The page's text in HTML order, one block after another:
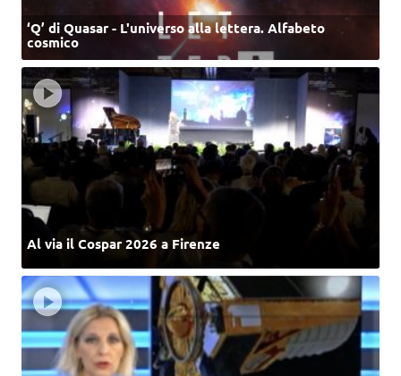
‘Q’ di Quasar - L'universo alla lettera. Alfabeto
cosmico
Al via il Cospar 2026 a Firenze